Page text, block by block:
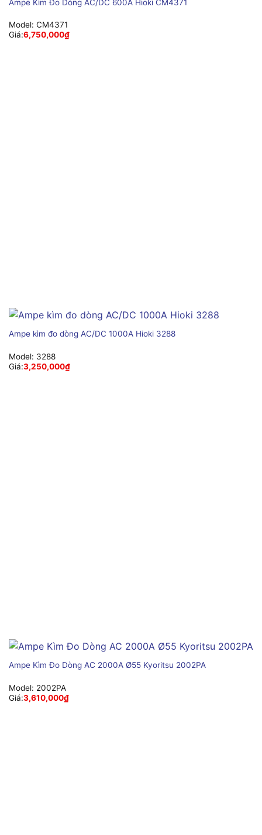
Ampe Kìm Đo Dòng AC/DC 600A Hioki CM4371
Model: CM4371
Giá:6,750,000₫
Ampe kìm đo dòng AC/DC 1000A Hioki 3288
Model: 3288
Giá:3,250,000₫
Ampe Kìm Đo Dòng AC 2000A Ø55 Kyoritsu 2002PA
Model: 2002PA
Giá:3,610,000₫